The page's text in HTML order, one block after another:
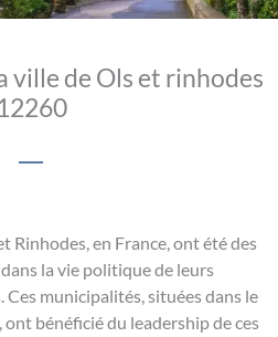
ville de Ols et rinhodes
Rinhodes, en France, ont été des
la vie politique de leurs
municipalités, situées dans le
bénéficié du leadership de ces